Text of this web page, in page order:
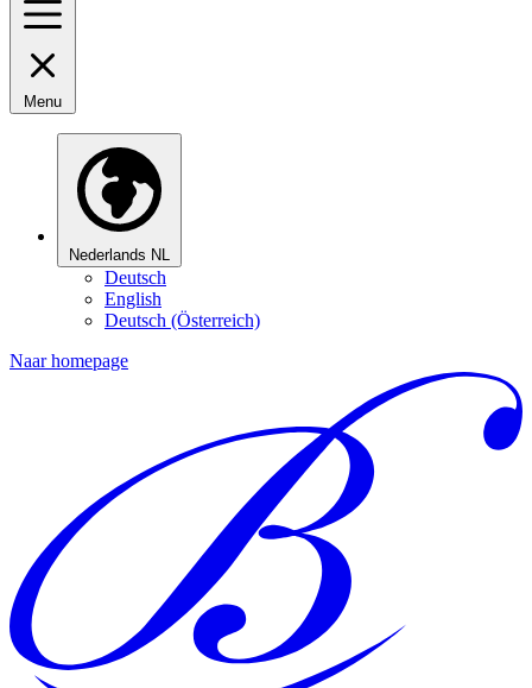
Menu
Nederlands NL
Deutsch
English
Deutsch (Österreich)
Naar homepage